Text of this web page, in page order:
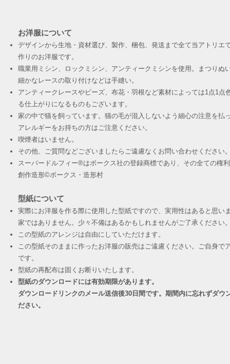
お洋服について
デザインから生地・資材選び、製作、梱包、発送まで全て当アトリエ
作りのお洋服です。
職業用ミシン、ロックミシン、アンティークミシンを使用。まつりぬ
細かなレースの取り付けなどは手縫い。
アンティークレースやビーズ、布花・羽根など素材によっては1点1点
る仕上がりになるものもございます。
家の中で猫を飼っています。猫の毛が混入しないよう細心の注意を払
アレルギーをお持ちの方はご注意ください。
喫煙者はいません。
その他、ご質問などございましたらご遠慮なくお問い合わせください
スーパードルフィー®︎はボークス社の登録商標であり、その全ての権
創作造形©︎ボークス・造形村
型紙について
実際にお洋服を作る際に使用した型紙ですので、実用性はあると思い
家ではありません。少々不備はあるかもしれませんがご了承ください
この型紙のアレンジは自由にしていただけます。
この型紙そのままに作ったお洋服の販売はご遠慮ください。ご自身で
です。
​型紙の再配布は固くお断りいたします。
型紙のダウンロードには有効期限があります。
ダウンロードリンクのメール送信後30日間です。期間内に忘れずダウ
ださい。